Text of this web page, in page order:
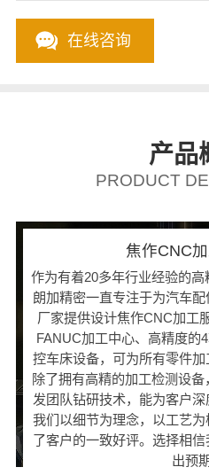
在线咨询
产品
PRODUCT
焦作CNC
作为有着20多年行业经验的高
朗加精密一直专注于为汽车
厂家提供设计焦作CNC加工
FANUC加工中心、高精度的
控车床设备，可为所有零件加
除了拥有高精的加工检测设
发团队钻研技术，能为客户深
我们以细节为理念，以工艺
了客户的一致好评。选择相
出预期